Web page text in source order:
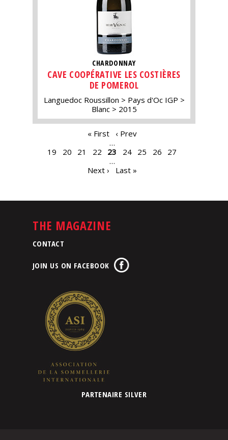
CHARDONNAY
CAVE COOPÉRATIVE LES COSTIÈRES
DE POMEROL
Languedoc Roussillon
Pays d'Oc IGP
Blanc
2015
« First
‹ Prev
…
19
20 21 22 23 24 25 26
27
…
Next ›
Last »
THE MAGAZINE
CONTACT
JOIN US ON FACEBOOK
PARTENAIRE SILVER